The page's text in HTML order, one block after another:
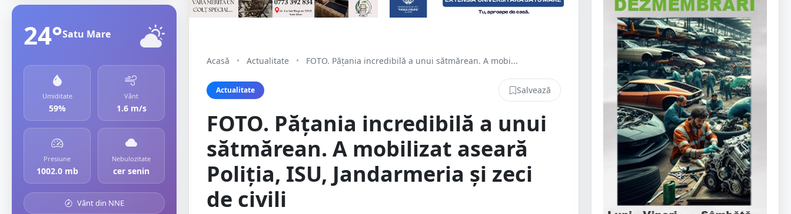
24°Satu Mare
Umiditate
59%
Vânt
1.6 m/s
Presiune
1002.0 mb
Nebulozitate
cer senin
Vânt din NNE
Acasă • Actualitate • FOTO. Pățania incredibilă a unui sătmărean. A mobi...
Actualitate Salvează
FOTO. Pățania incredibilă a unui
sătmărean. A mobilizat aseară
Poliția, ISU, Jandarmeria și zeci
de civili